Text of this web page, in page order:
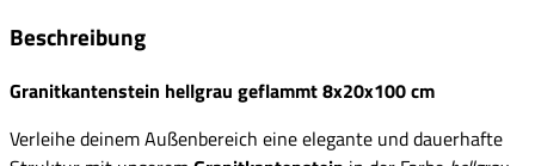
Beschreibung
Granitkantenstein hellgrau geflammt 8x20x100 cm
Verleihe deinem Außenbereich eine elegante und dauerhafte